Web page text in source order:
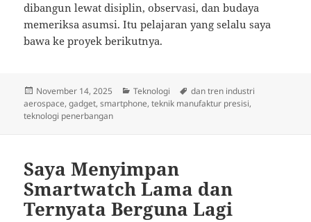
dibangun lewat disiplin, observasi, dan budaya
memeriksa asumsi. Itu pelajaran yang selalu saya
bawa ke proyek berikutnya.
Posted
on
November 14, 2025 Categories
Teknologi Tags
dan tren industri
aerospace,gadget,smartphone,teknik manufaktur presisi,
teknologi penerbangan
Saya Menyimpan
Smartwatch Lama dan
Ternyata Berguna Lagi